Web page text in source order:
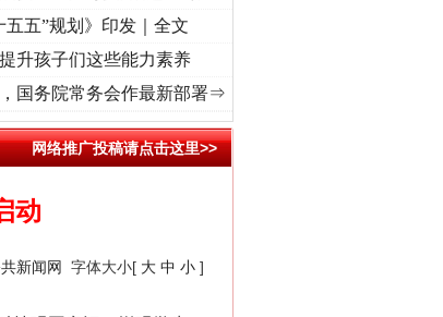
复兴征程丨“转折之城”激荡..·[视频]
五五”规划》印发｜全文
升孩子们这些能力素养
国务院常务会作最新部署⇒
网络推广投稿请点击这里>>
动
新闻网 字体大小[ 大 中 小 ]